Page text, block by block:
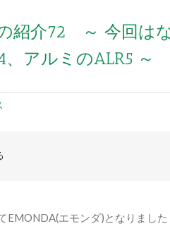
紹介72 ～ 今回は
アルミのALR5 ～
EMONDA(エモンダ)となりました